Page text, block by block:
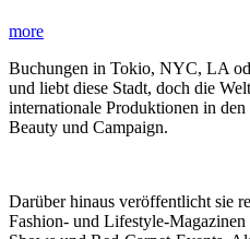
more
Buchungen in Tokio, NYC, LA
und liebt diese Stadt, doch die
internationale Produktionen in
Beauty und Campaign.
Darüber hinaus veröffentlicht sie
Fashion- und Lifestyle-